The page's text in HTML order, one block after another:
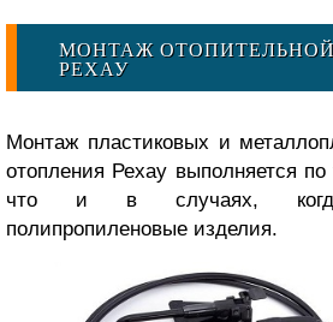
МОНТАЖ
РЕХАУ
Монтаж пластиковых и
отопления Рехау выполняется
что и в случаях, когда
полипропиленовые изделия.